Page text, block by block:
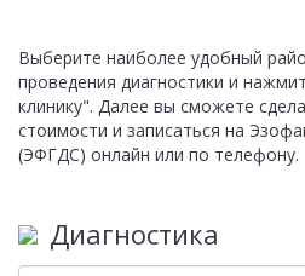
Выберите наиболее удобный
проведения диагностики и
клинику". Далее вы сможете
стоимости и записаться на
(ЭФГДС) онлайн или по телефону.
Диагностика